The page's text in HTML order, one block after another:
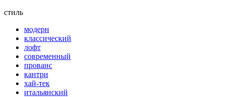
стиль
модерн
классический
лофт
современный
прованс
кантри
хай-тек
итальянский